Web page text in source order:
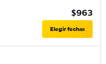
$963
Elegir fechas